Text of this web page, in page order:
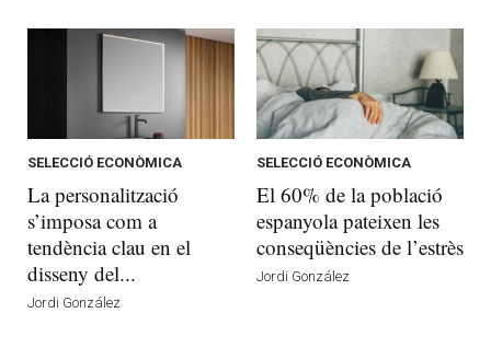
SELECCIÓ ECONÒMICA
La personalització
s’imposa com a
tendència clau en el
disseny del...
Jordi González
SELECCIÓ ECONÒMICA
El 60% de la població
espanyola pateixen les
conseqüències de l’estrès
Jordi González